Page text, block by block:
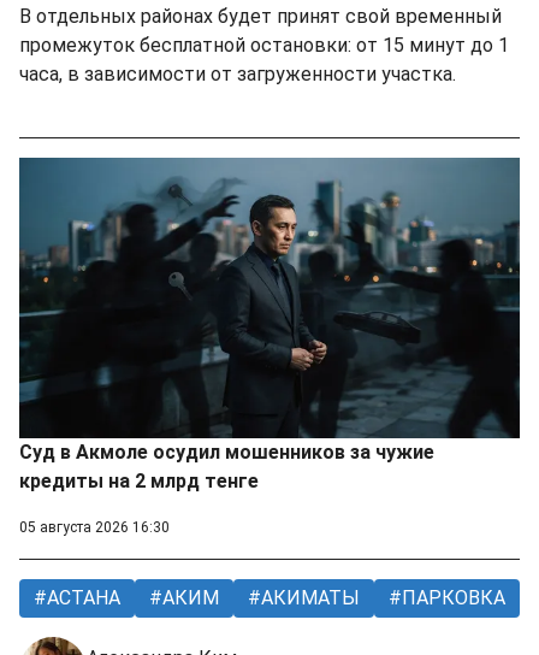
В отдельных районах будет принят свой временный
промежуток бесплатной остановки: от 15 минут до 1
часа, в зависимости от загруженности участка.
Суд в Акмоле осудил мошенников за чужие
кредиты на 2 млрд тенге
05 августа 2026 16:30
АСТАНА АКИМ АКИМАТЫ ПАРКОВКА